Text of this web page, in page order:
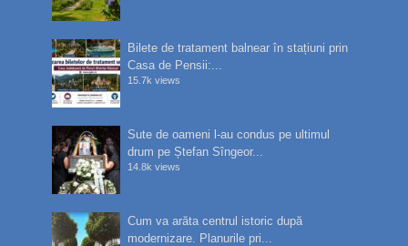
Bilete de tratament balnear în stațiuni prin
Casa de Pensii:...
15.7k views
Sute de oameni l-au condus pe ultimul
drum pe Ștefan Sîngeor...
14.8k views
Cum va arăta centrul istoric după
modernizare. Planurile pri...